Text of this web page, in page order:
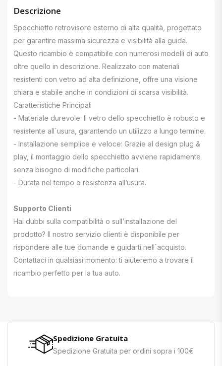
Descrizione
Specchietto retrovisore esterno di alta qualità, progettato
per garantire massima sicurezza e visibilità alla guida.
Questo ricambio è compatibile con numerosi modelli di auto
oltre quello in descrizione. Realizzato con materiali
resistenti con vetro ad alta definizione, offre una visione
chiara e stabile anche in condizioni di scarsa visibilità.
Caratteristiche Principali
- Materiale durevole: Il vetro dello specchietto è robusto e
resistente all`usura, garantendo un utilizzo a lungo termine.
- Installazione semplice e veloce: Grazie al design plug &
play, il montaggio dello specchietto avviene rapidamente
senza bisogno di modifiche particolari.
- Durata nel tempo e resistenza all’usura.
Supporto Clienti
Hai dubbi sulla compatibilità o sull’installazione del
prodotto? Il nostro servizio clienti è disponibile per
rispondere alle tue domande e guidarti nell`acquisto.
Contattaci in qualsiasi momento: ti aiuteremo a trovare il
ricambio perfetto per la tua auto.
Spedizione Gratuita
Spedizione Gratuita per ordini sopra i 100€